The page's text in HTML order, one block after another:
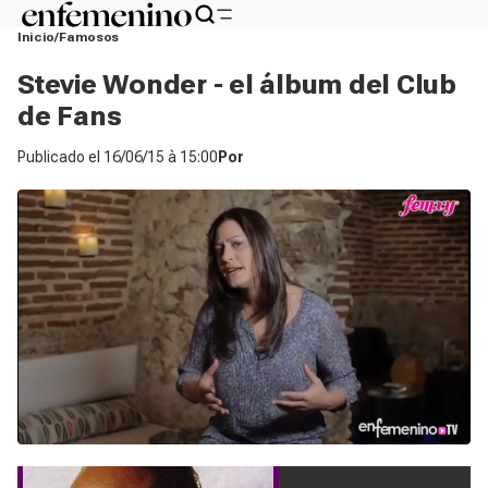
Inicio Famosos
Stevie Wonder - el álbum del Club
de Fans
Publicado el 16/06/15 à 15:00 Por